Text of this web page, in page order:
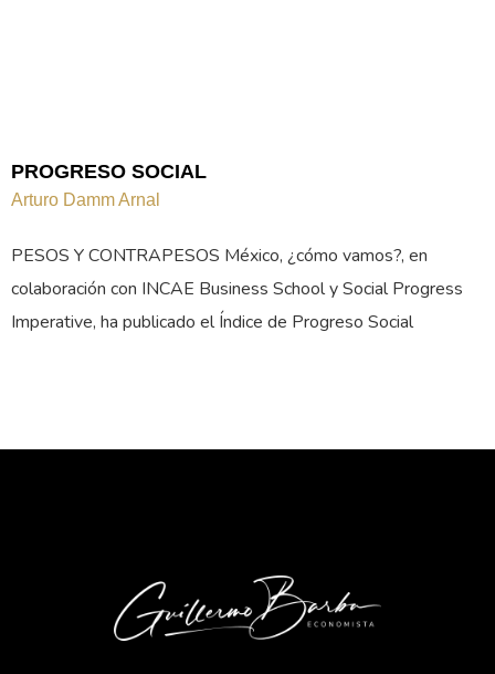
PROGRESO SOCIAL
Arturo Damm Arnal
PESOS Y CONTRAPESOS México, ¿cómo vamos?, en
colaboración con INCAE Business School y Social Progress
Imperative, ha publicado el Índice de Progreso Social